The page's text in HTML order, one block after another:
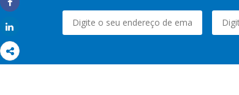
Share